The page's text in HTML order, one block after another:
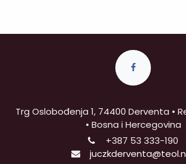
Trg Oslobođenja 1, 74400 Derventa •
• Bosna i Hercegovina
+387 53 333-190